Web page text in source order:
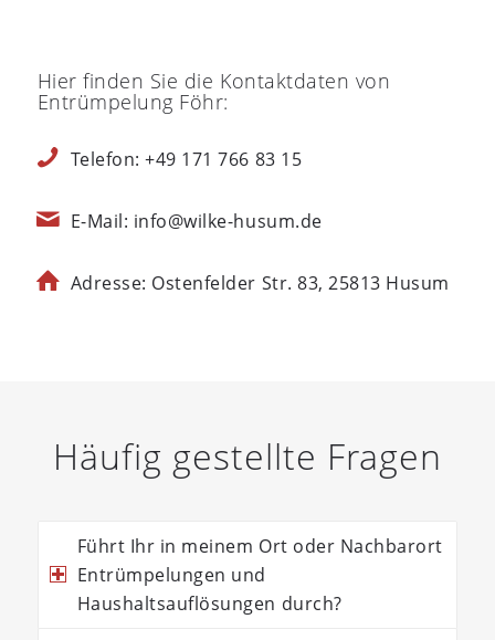
Hier finden Sie die Kontaktdaten von
Entrümpelung Föhr:
Telefon: +49 171 766 83 15
E-Mail: info@wilke-husum.de
Adresse: Ostenfelder Str. 83, 25813 Husum
Häufig gestellte Fragen
Führt Ihr in meinem Ort oder Nachbarort
Entrümpelungen und
Haushaltsauflösungen durch?